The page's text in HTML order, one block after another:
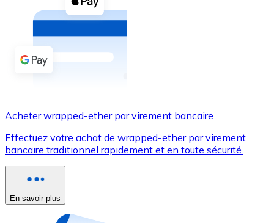
Achetez des cryptomonnaies en espèces et d'autres
Acheter avec espèces
Virement SEPA
Utilisez les cartes Visa et Mastercard pour acheter
Acheter avec carte
Nouveau
Acheter wrapped-ether par virement bancaire
Effectuez votre achat de wrapped-ether par virement
bancaire traditionnel rapidement et en toute sécurité.
En savoir plus